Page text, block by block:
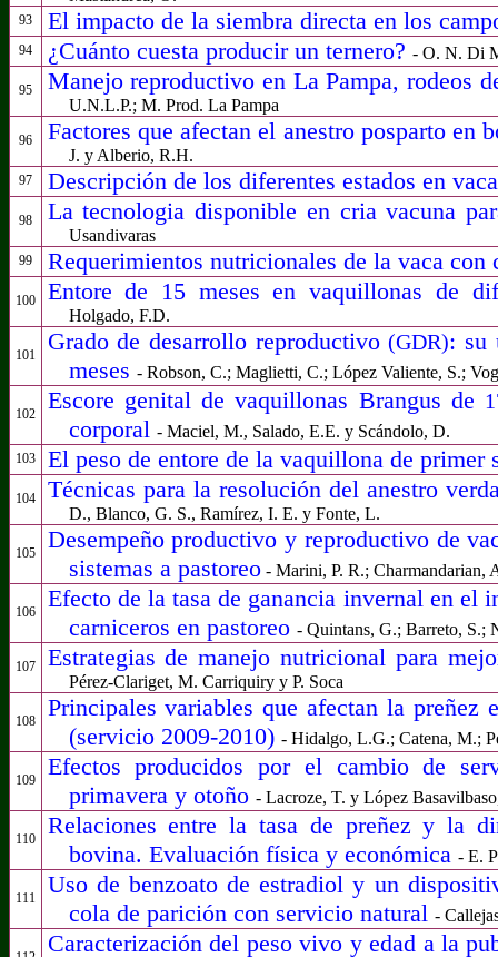
93 El impacto de la siembra directa en los
94 ¿Cuánto cuesta producir un ternero? - O. N. Di
95 Manejo reproductivo en La Pampa, rodeos
U.N.L.P.; M. Prod. La Pampa
96 Factores que afectan el anestro posparto en
J. y Alberio, R.H.
97 Descripción de los diferentes estados en
98 La tecnologia disponible en cria vacuna
Usandivaras
99 Requerimientos nutricionales de la vaca
100 Entore de 15 meses en vaquillonas de
Holgado, F.D.
101 Grado de desarrollo reproductivo(GDR): su
meses - Robson, C.; Maglietti, C.; López Valiente, S.;
102 Escore genital de vaquillonas Brangus de
corporal - Maciel, M., Salado, E.E. y Scándolo, D.
103 El peso de entore de la vaquillona de
104 Técnicas para la resolución del anestro
D., Blanco, G. S., Ramírez, I. E. y Fonte, L.
105
Desempeño productivo y reproductivo de
sistemas a pastoreo- Marini, P. R.; Charmandarian,
106
Efecto de la tasa de ganancia invernal en el
carniceros en pastoreo - Quintans, G.; Barreto, S.;
107 Estrategias de manejo nutricional para
Pérez-Clariget, M. Carriquiry y P. Soca
108
Principales variables que afectan la preñez
(servicio 2009-2010) - Hidalgo, L.G.; Catena, M.;
109
Efectos producidos por el cambio de
primavera y otoño - Lacroze, T. y López
110
Relaciones entre la tasa de preñez y la
bovina. Evaluación física y económica - E.
111
Uso de benzoato de estradiol y un
cola de parición con servicio natural -
Caracterización del peso vivo y edad a la